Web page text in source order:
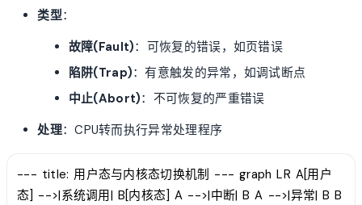
类型：
故障(Fault)：可恢复的错误，如页错误
陷阱(Trap)：有意触发的异常，如调试断点
中止(Abort)：不可恢复的严重错误
处理：CPU转而执行异常处理程序
--- title: 用户态与内核态切换机制 --- graph LR A[用户
态] -->|系统调用| B[内核态] A -->|中断| B A -->|异常| B B